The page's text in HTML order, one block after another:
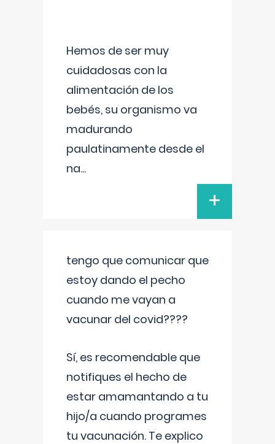
Hemos de ser muy
cuidadosas con la
alimentación de los
bebés, su organismo va
madurando
paulatinamente desde el
na...
+
tengo que comunicar que
estoy dando el pecho
cuando me vayan a
vacunar del covid????
Sí, es recomendable que
notifiques el hecho de
estar amamantando a tu
hijo/a cuando programes
tu vacunación. Te explico